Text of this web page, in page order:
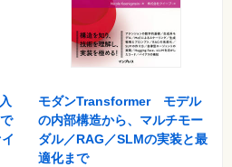
る目的変数の予測
なしデータの分析
よるオブジェクトのグループ化
する
モダンTransformer モデル
の内部構造から、マルチモー
ダル／RAG／SLMの実装と最
適化まで